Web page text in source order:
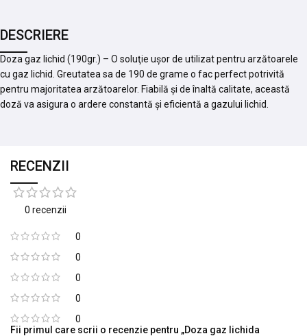
DESCRIERE
Doza gaz lichid (190gr.) – O soluţie uşor de utilizat pentru arzătoarele
cu gaz lichid. Greutatea sa de 190 de grame o fac perfect potrivită
pentru majoritatea arzătoarelor. Fiabilă şi de înaltă calitate, această
doză va asigura o ardere constantă şi eficientă a gazului lichid.
RECENZII
0 recenzii
0
0
0
0
0
Fii primul care scrii o recenzie pentru „Doza gaz lichida